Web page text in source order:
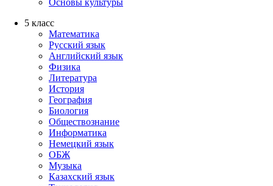
Основы культуры
5 класс
Математика
Русский язык
Английский язык
Физика
Литература
История
География
Биология
Обществознание
Информатика
Немецкий язык
ОБЖ
Музыка
Казахский язык